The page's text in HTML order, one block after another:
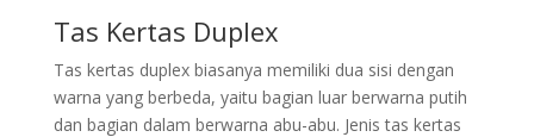
Tas Kertas Duplex
Tas kertas duplex biasanya memiliki dua sisi dengan
warna yang berbeda, yaitu bagian luar berwarna putih
dan bagian dalam berwarna abu-abu. Jenis tas kertas